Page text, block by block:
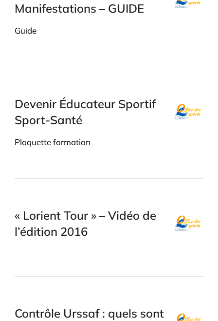
Manifestations – GUIDE
Guide
Devenir Éducateur Sportif
Sport-Santé
Plaquette formation
« Lorient Tour » – Vidéo de
l’édition 2016
Contrôle Urssaf : quels sont